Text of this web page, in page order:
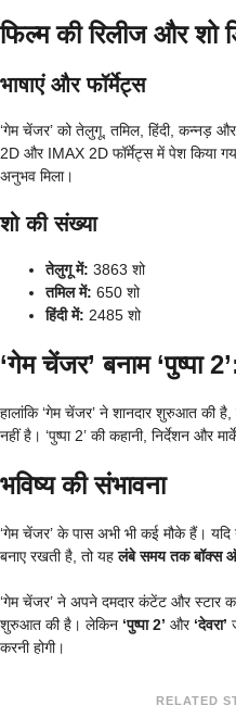
फिल्म की रिलीज और शो
भाषाएं और फॉर्मेट्स
‘गेम चेंजर’ को तेलुगू, तमिल, हिंदी, कन्नड़
2D और IMAX 2D फॉर्मेट्स में पेश किया
अनुभव मिला।
शो की संख्या
तेलुगू में: 3863 शो
तमिल में: 650 शो
हिंदी में: 2485 शो
‘गेम चेंजर’ बनाम ‘पुष्पा
हालांकि ‘गेम चेंजर’ ने शानदार शुरुआत की
नहीं है। ‘पुष्पा 2’ की कहानी, निर्देशन और
भविष्य की संभावना
‘गेम चेंजर’ के पास अभी भी कई मौके हैं।
बनाए रखती है, तो यहलंबे समय तक बॉक्स
‘गेम चेंजर’ ने अपने दमदार कंटेंट और स्टार
शुरुआत की है। लेकिन ‘पुष्पा 2’ और ‘देवरा’
करनी होगी।
RELATED